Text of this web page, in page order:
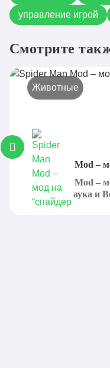
управление игрой
Смотрите
Животные
Spider Man Mod –
Spider Man Mod –
Человека-паука и